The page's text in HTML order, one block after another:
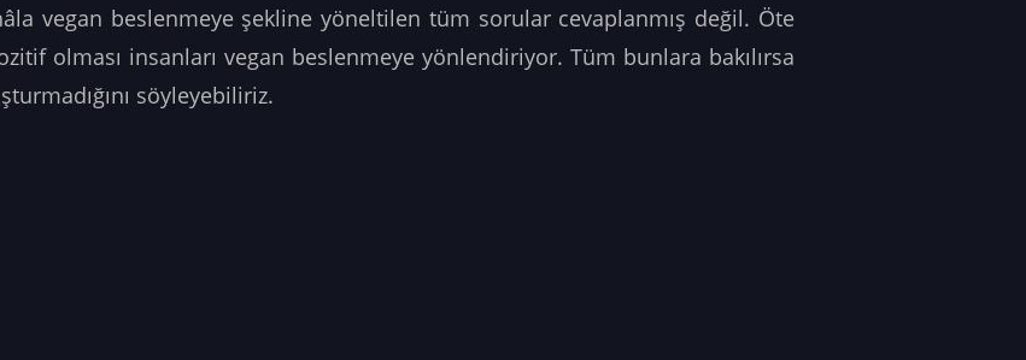
vegan beslenmeye şekline yöneltilen tüm sorular cevaplanmış değil. Öte
olması insanları vegan beslenmeye yönlendiriyor. Tüm bunlara bakılırsa
söyleyebiliriz.